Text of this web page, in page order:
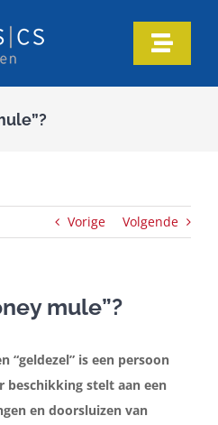
Toggle
Vorige Volgende
mule”?
“geldezel” is een persoon
beschikking stelt aan een
en doorsluizen van